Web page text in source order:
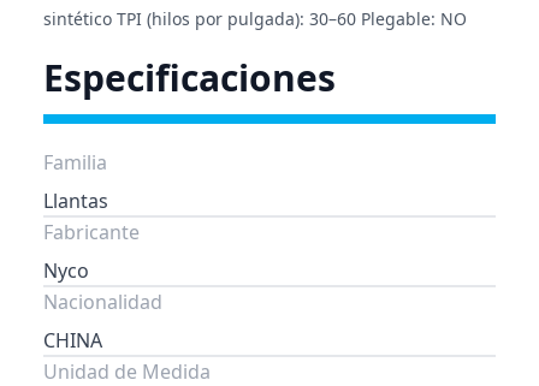
sintético TPI (hilos por pulgada): 30–60 Plegable: NO
Especificaciones
Familia
Llantas
Fabricante
Nyco
Nacionalidad
CHINA
Unidad de Medida